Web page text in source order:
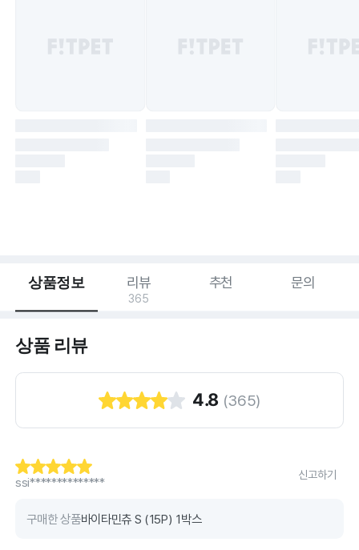
상품정보 리뷰
365
추천 문의
상품 리뷰
4.8 (365)
ssi**************
신고하기
구매한 상품바이타민츄 S (15P) 1박스